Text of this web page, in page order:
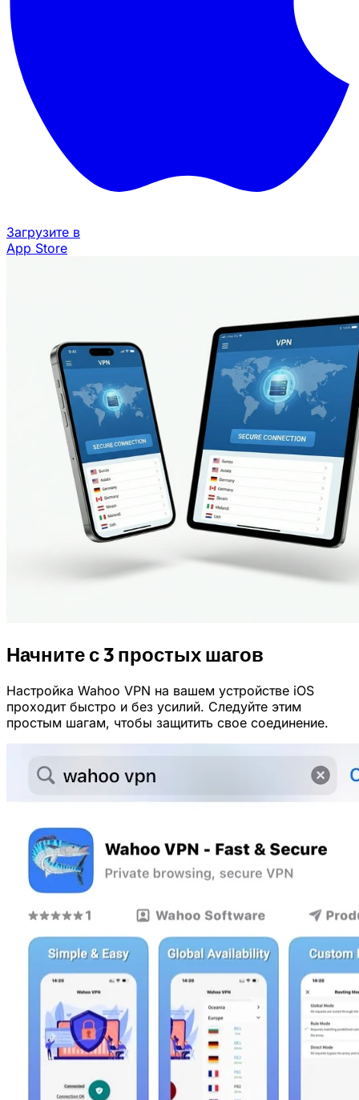
Загрузите в
App Store
Начните с 3 простых шагов
Настройка Wahoo VPN на вашем устройстве iOS
проходит быстро и без усилий. Следуйте этим
простым шагам, чтобы защитить свое соединение.